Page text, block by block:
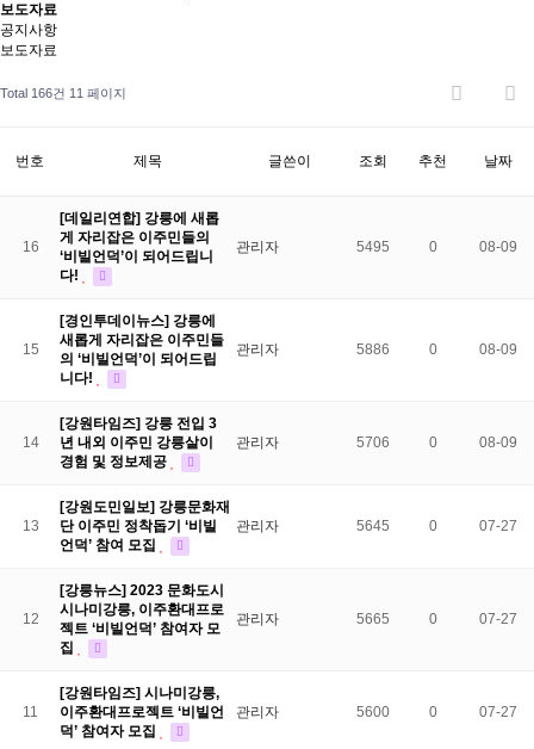
보도자료
공지사항
보도자료
Total 166건 11 페이지
번호 제목 글쓴이 조회 추천 날짜
16
[데일리연합] 강릉에 새롭
게 자리잡은 이주민들의
‘비빌언덕’이 되어드립니
다!
관리자 5495 0 08-09
15
[경인투데이뉴스] 강릉에
새롭게 자리잡은 이주민들
의 ‘비빌언덕’이 되어드립
니다!
관리자 5886 0 08-09
14
[강원타임즈] 강릉 전입 3
년 내외 이주민 강릉살이
경험 및 정보제공
관리자 5706 0 08-09
13
[강원도민일보] 강릉문화재
단 이주민 정착돕기 ‘비빌
언덕’ 참여 모집
관리자 5645 0 07-27
12
[강릉뉴스] 2023 문화도시
시나미강릉, 이주환대프로
젝트 ‘비빌언덕’ 참여자 모
집
관리자 5665 0 07-27
11
[강원타임즈] 시나미강릉,
이주환대프로젝트 ‘비빌언
덕’ 참여자 모집
관리자 5600 0 07-27